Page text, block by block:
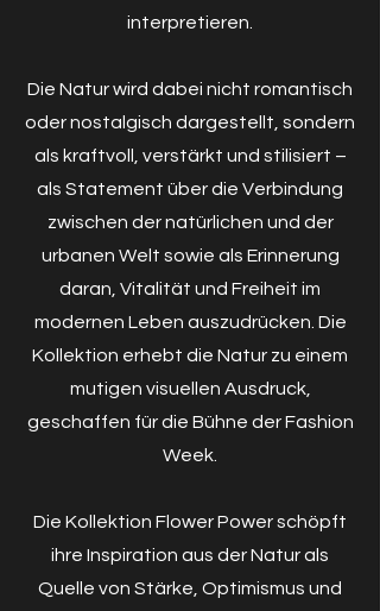
interpretieren.
Die Natur wird dabei nicht romantisch
oder nostalgisch dargestellt, sondern
als kraftvoll, verstärkt und stilisiert –
als Statement über die Verbindung
zwischen der natürlichen und der
urbanen Welt sowie als Erinnerung
daran, Vitalität und Freiheit im
modernen Leben auszudrücken. Die
Kollektion erhebt die Natur zu einem
mutigen visuellen Ausdruck,
geschaffen für die Bühne der Fashion
Week.
Die Kollektion Flower Power schöpft
ihre Inspiration aus der Natur als
Quelle von Stärke, Optimismus und